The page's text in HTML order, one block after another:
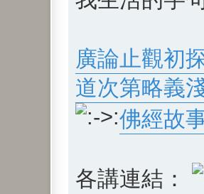
廣論止觀初
道次第略義
佛經故
各講連結：